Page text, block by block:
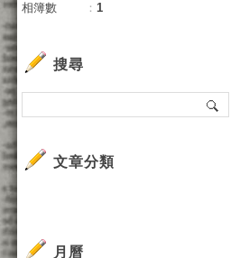
相簿數
： 1
搜尋
文章分類
月曆